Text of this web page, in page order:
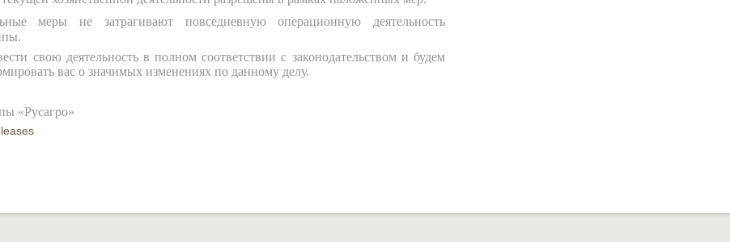
меры не затрагивают повседневную операционную деятельность
свою деятельность в полном соответствии с законодательством и будем
вас о значимых изменениях по данному делу.
«Русагро»